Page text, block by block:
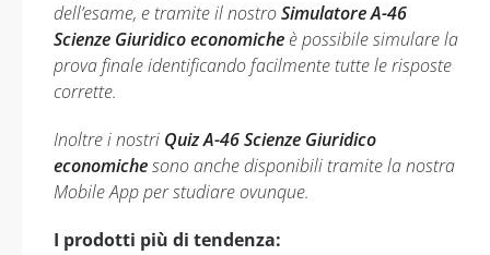
dell’esame, e tramite il nostroSimulatore A-46
Scienze Giuridico economiche è possibile simulare la
prova finale identificando facilmente tutte le risposte
corrette.
Inoltre i nostri Quiz A-46 Scienze Giuridico
economichesono anche disponibili tramite la nostra
Mobile App per studiare ovunque.
I prodotti più di tendenza: